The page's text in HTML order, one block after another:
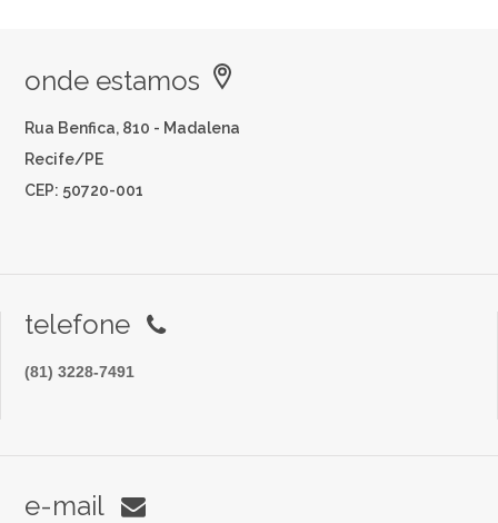
onde estamos
Rua Benfica, 810 - Madalena
Recife/PE
CEP: 50720-001
telefone
(81) 3228-7491
e-mail